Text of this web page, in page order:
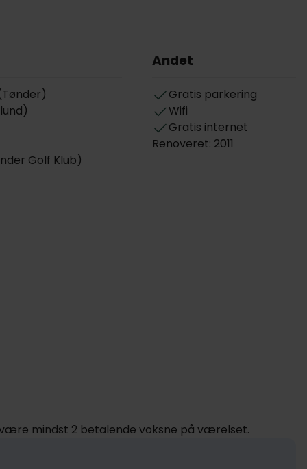
Golf Klub)
Andet
Gratis parkering
Wifi
Gratis internet
Renoveret: 2011
mindst 2 betalende voksne på værelset.